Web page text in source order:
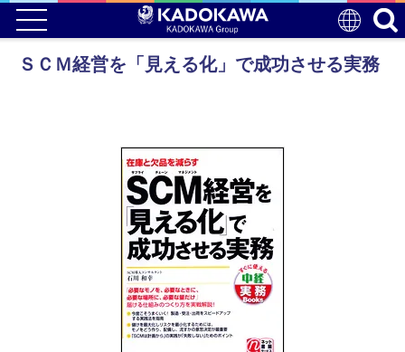
ＳＣＭ経営を「見える化」で成功させる実務